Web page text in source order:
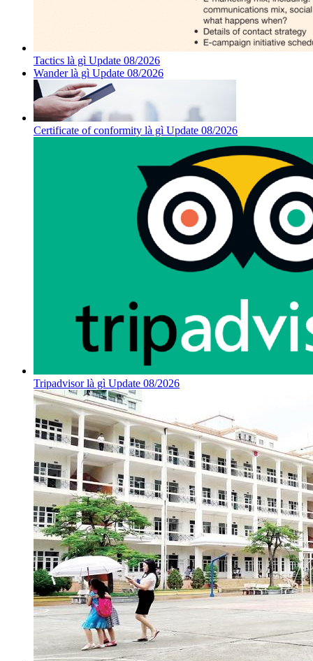
Tactics là gì Update 08/2026
Wander là gì Update 08/2026
Certificate of conformity là gì Update 08/2026
Tripadvisor là gì Update 08/2026